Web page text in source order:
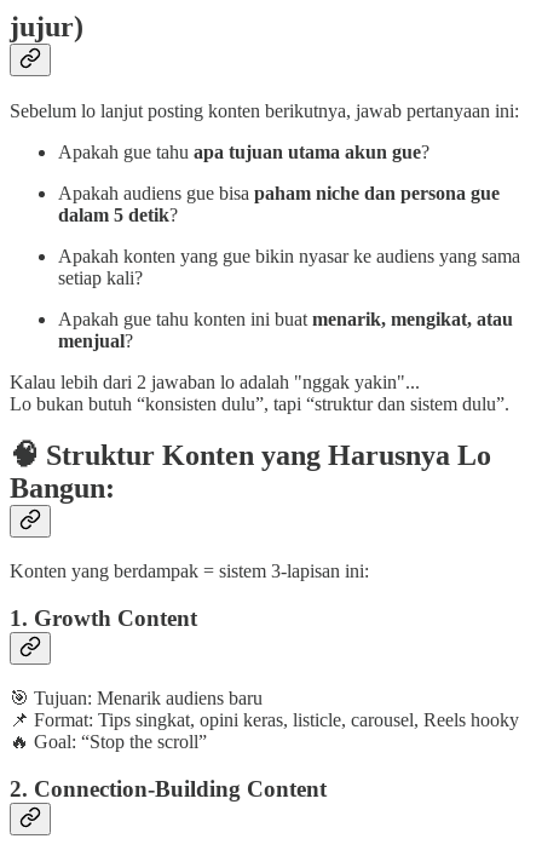
jujur)
Sebelum lo lanjut posting konten berikutnya, jawab pertanyaan ini:
Apakah gue tahu apa tujuan utama akun gue?
Apakah audiens gue bisa paham niche dan persona gue
dalam 5 detik?
Apakah konten yang gue bikin nyasar ke audiens yang sama
setiap kali?
Apakah gue tahu konten ini buat menarik, mengikat, atau
menjual?
Kalau lebih dari 2 jawaban lo adalah "nggak yakin"...
Lo bukan butuh “konsisten dulu”, tapi “struktur dan sistem dulu”.
🧠 Struktur Konten yang Harusnya Lo
Bangun:
Konten yang berdampak = sistem 3-lapisan ini:
1. Growth Content
🎯 Tujuan: Menarik audiens baru
📌 Format: Tips singkat, opini keras, listicle, carousel, Reels hooky
🔥 Goal: “Stop the scroll”
2. Connection-Building Content